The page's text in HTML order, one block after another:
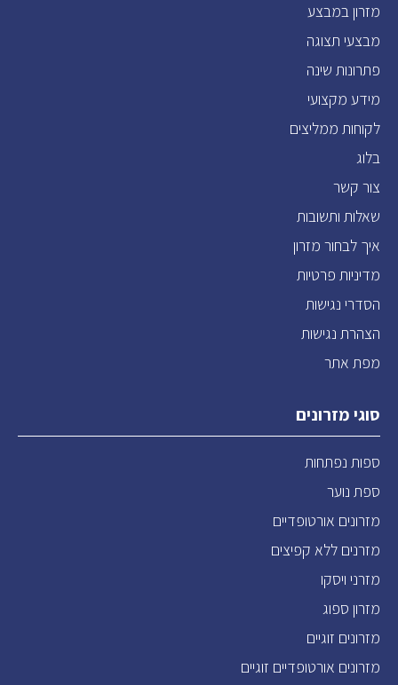
מזרון במבצע
מבצעי תצוגה
פתרונות שינה
מידע מקצועי
לקוחות ממליצים
בלוג
צור קשר
שאלות ותשובות
איך לבחור מזרון
מדיניות פרטיות
הסדרי נגישות
הצהרת נגישות
מפת אתר
סוגי מזרונים
ספות נפתחות
ספת נוער
מזרונים אורטופדיים
מזרנים ללא קפיצים
מזרני ויסקו
מזרון ספוג
מזרונים זוגיים
מזרונים אורטופדיים זוגיים